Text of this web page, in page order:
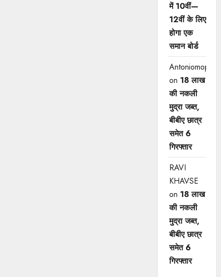
में 10वीं—
12वीं ​के लिए
होगा एक
समान बोर्ड
Antoniomop
on 18 लाख
की नकली
मुद्रा जब्त,
बीबीए छात्र
समेत 6
गिरफ्तार
RAVI
KHAVSE
on 18 लाख
की नकली
मुद्रा जब्त,
बीबीए छात्र
समेत 6
गिरफ्तार